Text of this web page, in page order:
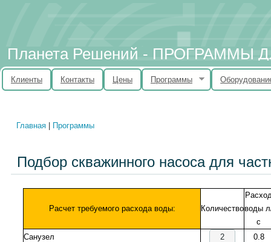
Планета Решений - ПРОГРАММЫ
Клиенты Контакты Цены Программы
Вы здесь
Главная | Программы
Подбор скважинного насоса для
Расчет требуемого расхода воды: Количествоводы
с
Санузел
0.8